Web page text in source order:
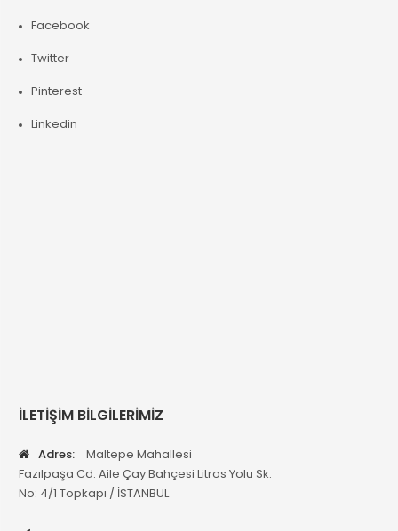
Facebook
Twitter
Pinterest
Linkedin
İLETİŞİM BİLGİLERİMİZ
Adres:
Maltepe Mahallesi
Fazılpaşa Cd. Aile Çay Bahçesi Litros Yolu Sk.
No: 4/1 Topkapı / İSTANBUL